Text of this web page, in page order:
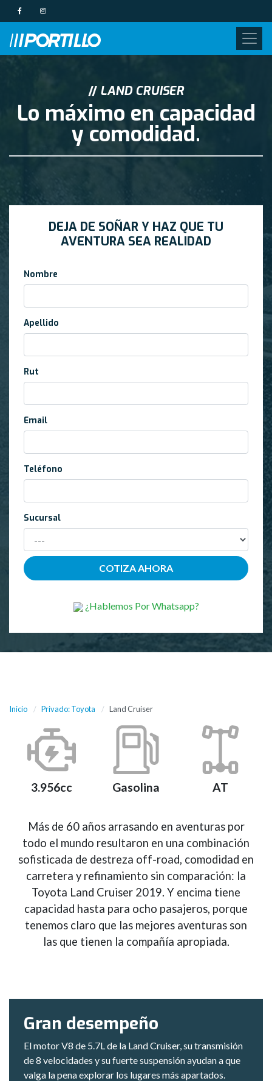
// LAND CRUISER
Lo máximo en capacidad
y comodidad.
DEJA DE SOÑAR Y HAZ QUE TU
AVENTURA SEA REALIDAD
Nombre
Apellido
Rut
Email
Teléfono
Sucursal
¿Hablemos Por Whatsapp?
Inicio Privado: Toyota Land Cruiser
3.956cc Gasolina AT
Más de 60 años arrasando en aventuras por
todo el mundo resultaron en una combinación
sofisticada de destreza off-road, comodidad en
carretera y refinamiento sin comparación: la
Toyota Land Cruiser 2019. Y encima tiene
capacidad hasta para ocho pasajeros, porque
tenemos claro que las mejores aventuras son
las que tienen la compañía apropiada.
Gran desempeño
El motor V8 de 5.7L de la Land Cruiser, su transmisión
de 8 velocidades y su fuerte suspensión ayudan a que
valga la pena explorar los lugares más apartados.